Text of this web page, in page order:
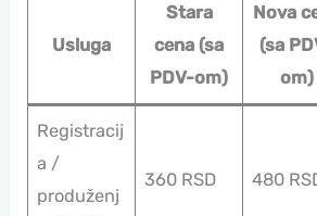
Usluga
Stara
cena (sa
PDV-om)
Nova
(sa
om)
Registracij
a /
produženj
360 RSD 480